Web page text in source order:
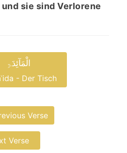
sie sind Verlorene
الْمَآئِدَۃِ
- Der Tisch
Verse
Verse